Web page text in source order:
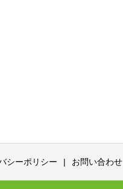
シーポリシー お問い合わせ